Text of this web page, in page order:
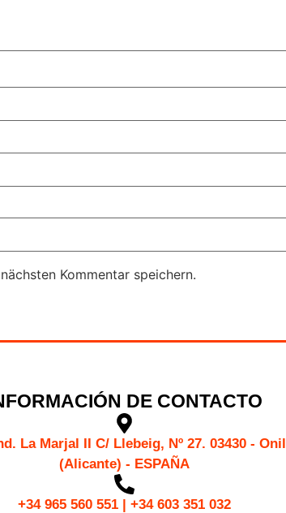
Kommentar speichern.
DE CONTACTO
La Marjal II C/ Llebeig, Nº 27. 03430 - Onil
(Alicante) - ESPAÑA
+34 965 560 551 | +34 603 351 032